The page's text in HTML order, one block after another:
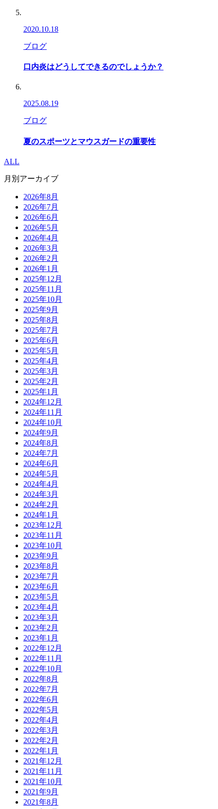
2020.10.18
ブログ
口内炎はどうしてできるのでしょうか？
2025.08.19
ブログ
夏のスポーツとマウスガードの重要性
ALL
月別アーカイブ
2026年8月
2026年7月
2026年6月
2026年5月
2026年4月
2026年3月
2026年2月
2026年1月
2025年12月
2025年11月
2025年10月
2025年9月
2025年8月
2025年7月
2025年6月
2025年5月
2025年4月
2025年3月
2025年2月
2025年1月
2024年12月
2024年11月
2024年10月
2024年9月
2024年8月
2024年7月
2024年6月
2024年5月
2024年4月
2024年3月
2024年2月
2024年1月
2023年12月
2023年11月
2023年10月
2023年9月
2023年8月
2023年7月
2023年6月
2023年5月
2023年4月
2023年3月
2023年2月
2023年1月
2022年12月
2022年11月
2022年10月
2022年8月
2022年7月
2022年6月
2022年5月
2022年4月
2022年3月
2022年2月
2022年1月
2021年12月
2021年11月
2021年10月
2021年9月
2021年8月